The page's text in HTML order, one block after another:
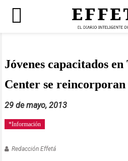
contenido
Jóvenes capacitados
Center se reincorporan
29 de mayo, 2013
*Información
Redacción Effetá